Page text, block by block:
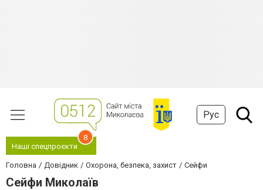
Рус
Наші спецпроєкти
8
Головна Довідник Охорона, безпека, захист Сейфи
Сейфи Миколаїв